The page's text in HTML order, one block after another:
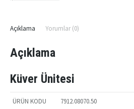
Açıklama Yorumlar (0)
Açıklama
Küver Ünitesi
ÜRÜN KODU 7912.08070.50